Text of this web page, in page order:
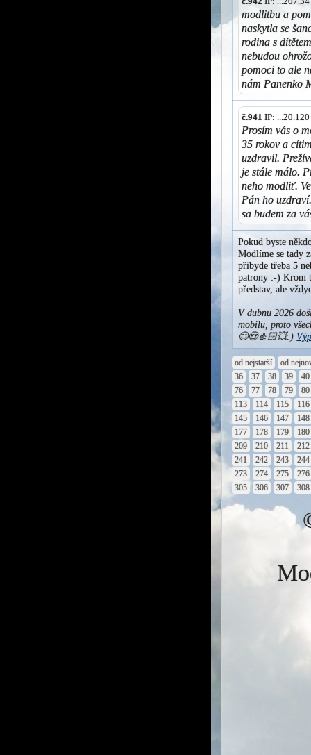
modlitbu a
naskytla se
rodina s
nebudou
pomoci to ale
nám Panenko
č.941 IP:
Prosím vás o
35 rokov a
uzdravil.
je stále málo.
neho modliť.
Pán ho
sa budem za
Pokud byste
Modlíme se tady
přibyde třeba 5
patrony :-) Krom
představ, ale
V dubnu 2026
mobilu, proto
😊😍👍🏻💥:)
od nejstarší
od
36
37 38 39
40
76
77 78 79
80
113
114 115
116
145
146 147
148
177
178 179
180
209
210 211
212
241
242 243
244
273
274 275
276
305
306 307 308